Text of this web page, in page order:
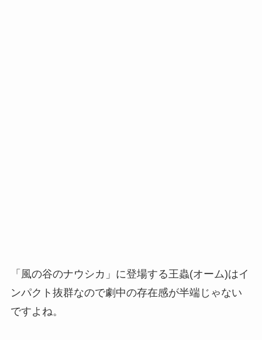
「風の谷のナウシカ」に登場する王蟲(オーム)はイ
ンパクト抜群なので劇中の存在感が半端じゃない
ですよね。